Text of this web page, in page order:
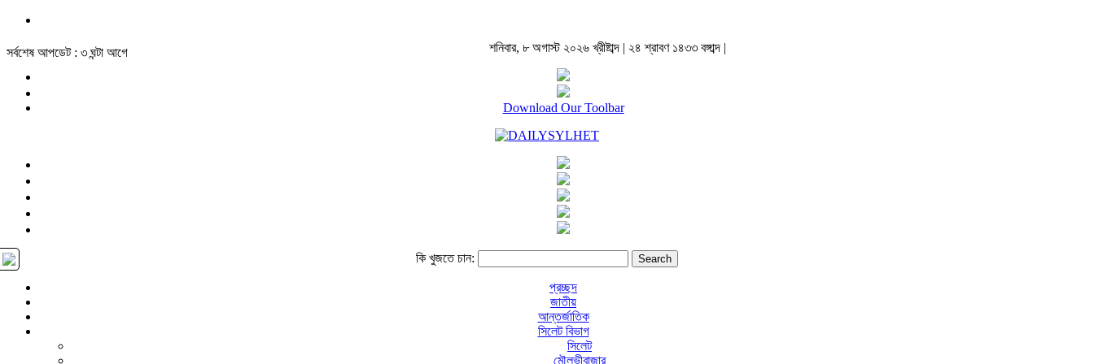
সর্বশেষ আপডেট : ৩ ঘন্টা আগে শনিবার, ৮ অগাস্ট ২০২৬ খ্রীষ্টাব্দ | ২৪ শ্রাবণ ১৪৩৩ বঙ্গাব্দ |
Download Our Toolbar
কি খুজতে চান:
প্রচ্ছদ
জাতীয়
আন্তর্জাতিক
সিলেট বিভাগ
সিলেট
মৌলভীবাজার